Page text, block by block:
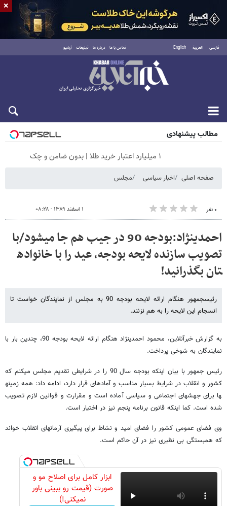
فارسی العربية English تماس با ما درباره ما تبلیغات آرشیو
شنبه ۱۷ مرداد ۱۴۰۵
مطالب پیشنهادی
۱ میلیارد اعتبار خرید طلا | بدون ضامن و چک
صفحه اصلی اخبار سیاسی مجلس
۰ نفر ۱ اسفند ۱۳۸۹ - ۰۸:۲۸
احمدی​نژاد:بودجه 90 در جیب هم جا می​شود/با
تصویب سازنده لایحه بودجه، عید را با خانواده​
تان بگذرانید!
رئیس​جمهور هنگام ارائه لایحه بودجه 90 به مجلس از نمایندگان خواست تا
انسجام این لایحه را به هم نزنند.
به گزارش خبرآنلاین، محمود احمدی​نژاد هنگام ارائه لایحه بودجه 90، چندین بار با
نمایندگان به شوخی پرداخت.
رئیس جمهور با بیان اینکه بودجه سال 90 را در شرایطی تقدیم مجلس می​کنم که
کشور و انقلاب در شرایط بسیار مناسب و آماده​ای قرار دارد، ادامه داد: همه زمینه​
ها برای جهش​های اجتماعی و سیاسی آماده است و مقرارت و قوانین لازم تصویب
شده است. کما اینکه قانون برنامه پنجم نیز در اختیار است.
وی فضای عمومی کشور را فضای امید و نشاط برای پیگیری آرمان​های انقلاب خواند
که همبستگی بی نظیری نیز در آن حاکم است.
ابزار کامل برای اصلاح مو و
صورت (قیمت رو ببینی باور
نمیکنی!)
×